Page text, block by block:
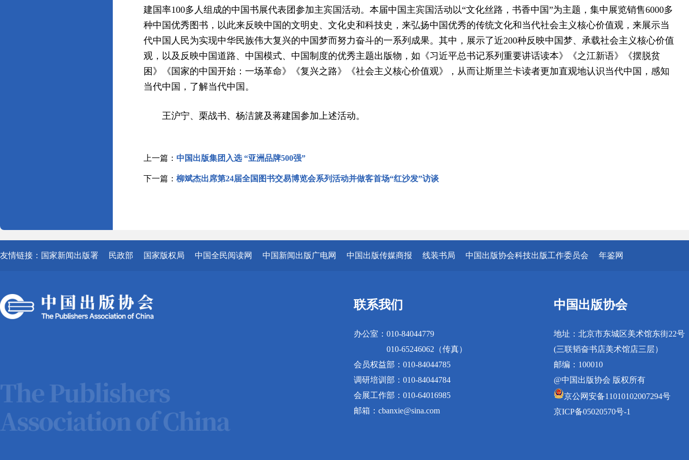
建国率100多人组成的中国书展代表团参加主宾国活动。本届中国主宾国活动以“文化丝路，书香中国”为主题，集中展览销售6000多
种中国优秀图书，以此来反映中国的文明史、文化史和科技史，来弘扬中国优秀的传统文化和当代社会主义核心价值观，来展示当
代中国人民为实现中华民族伟大复兴的中国梦而努力奋斗的一系列成果。其中，展示了近200种反映中国梦、承载社会主义核心价值
观，以及反映中国道路、中国模式、中国制度的优秀主题出版物，如《习近平总书记系列重要讲话读本》《之江新语》《摆脱贫
困》《国家的中国开始：一场革命》《复兴之路》《社会主义核心价值观》，从而让斯里兰卡读者更加直观地认识当代中国，感知
当代中国，了解当代中国。
王沪宁、栗战书、杨洁篪及蒋建国参加上述活动。
上一篇： 中国出版集团入选 “亚洲品牌500强”
下一篇： 柳斌杰出席第24届全国图书交易博览会系列活动并做客首场“红沙发”访谈
友情链接： 国家新闻出版署 民政部 国家版权局 中国全民阅读网 中国新闻出版广电网 中国出版传媒商报 线装书局 中国出版协会科技出版工作委员会 年鉴网
联系我们
办公室：010-84044779
010-65246062（传真）
会员权益部：010-84044785
调研培训部：010-84044784
会展工作部：010-64016985
邮箱：cbanxie@sina.com
中国出版协会
地址：北京市东城区美术馆东街22号
(三联韬奋书店美术馆店三层）
邮编：100010
@中国出版协会 版权所有
京公网安备11010102007294号
京ICP备05020570号-1